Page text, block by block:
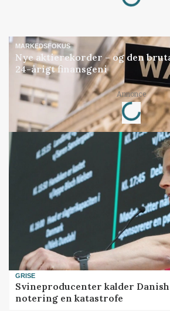
MARKEDSFOKUS
Nye aktierekorder – og den
24-årigt finansgeni
Annonce
Loading...
GRISE
Svineproducenter kalder
notering en katastrofe